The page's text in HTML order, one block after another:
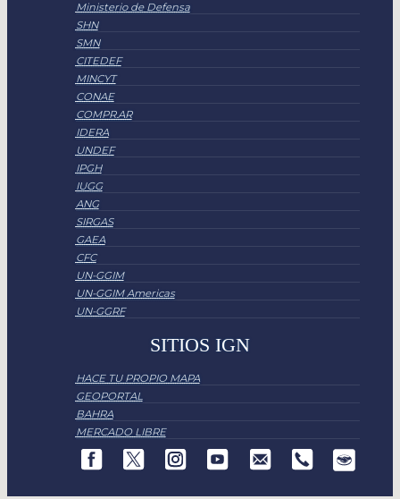
Ministerio de Defensa
SHN
SMN
CITEDEF
MINCYT
CONAE
COMPR.AR
IDERA
UNDEF
IPGH
IUGG
ANG
SIRGAS
GAEA
CFC
UN-GGIM
UN-GGIM Americas
UN-GGRF
SITIOS IGN
HACE TU PROPIO MAPA
GEOPORTAL
BAHRA
MERCADO LIBRE